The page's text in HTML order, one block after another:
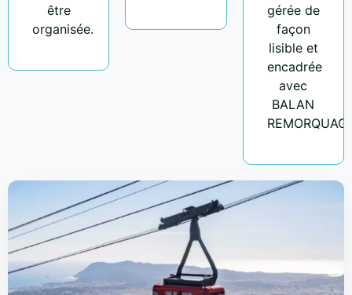
être
organisée.
gérée de
façon
lisible et
encadrée
avec
BALAN